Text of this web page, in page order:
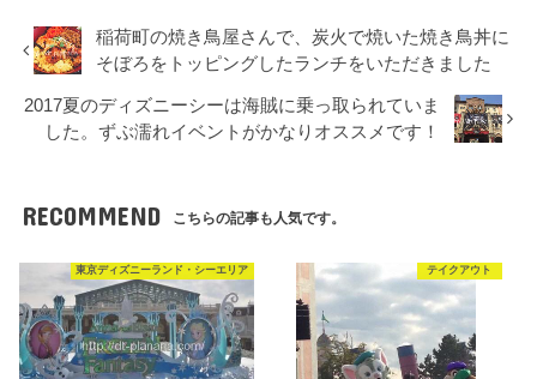
稲荷町の焼き鳥屋さんで、炭火で焼いた焼き鳥丼に
そぼろをトッピングしたランチをいただきました
2017夏のディズニーシーは海賊に乗っ取られていま
した。ずぶ濡れイベントがかなりオススメです！
RECOMMEND こちらの記事も人気です。
東京ディズニーランド・シーエリア テイクアウト